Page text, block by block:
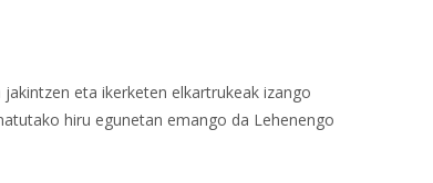
eta ikerketen elkartrukeak izango
hiru egunetan emango da Lehenengo